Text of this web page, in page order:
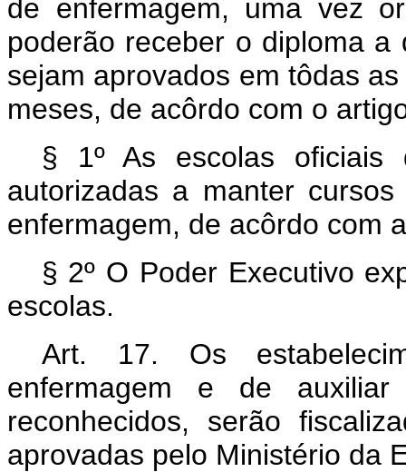
de enfermagem, uma vez
poderão receber o diploma
sejam aprovados em tôdas
meses, de acôrdo com o
§ 1º As escolas oficiais
autorizadas a manter
enfermagem, de acôrdo com
§ 2º O Poder Executivo
escolas.
Art. 17. Os
enfermagem e de
reconhecidos, serão
aprovadas pelo Ministério da